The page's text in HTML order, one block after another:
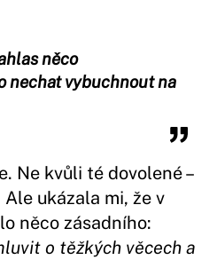
něco
nechat vybuchnout na
Ne kvůli té dovolené –
ukázala mi, že v
něco zásadního:
o těžkých věcech a